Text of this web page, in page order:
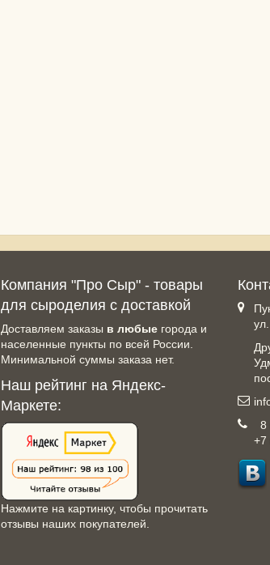
Компания "Про Сыр" - товары
для сыроделия с доставкой
Доставляем заказы в любые города и
населенные пункты по всей России.
Минимальной суммы заказа нет.
Наш рейтинг на Яндекс-
Маркете:
Нажмите на картинку, чтобы прочитать
отзывы наших покупателей.
8
+7